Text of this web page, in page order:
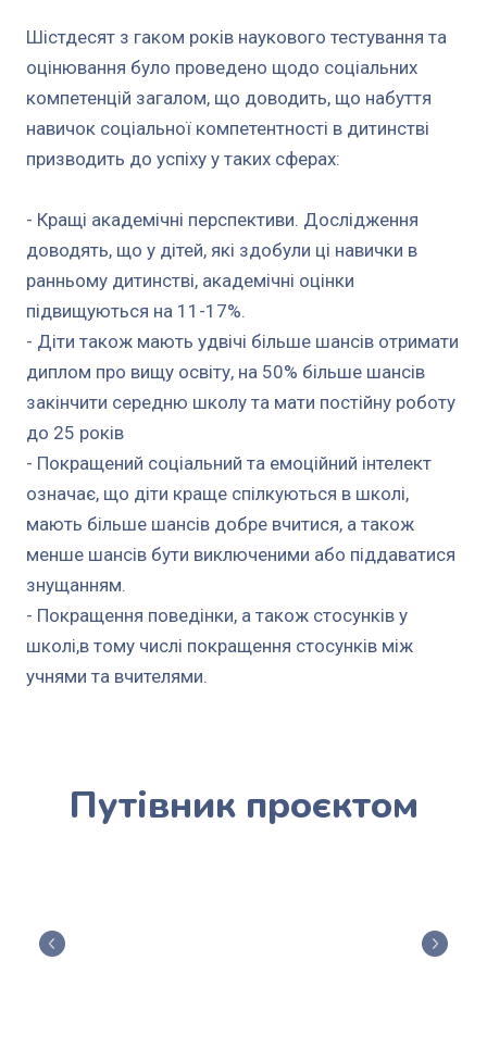
Шістдесят з гаком років наукового тестування та
оцінювання було проведено щодо соціальних
компетенцій загалом, що доводить, що набуття
навичок соціальної компетентності в дитинстві
призводить до успіху у таких сферах:
- Кращі академічні перспективи. Дослідження
доводять, що у дітей, які здобули ці навички в
ранньому дитинстві, академічні оцінки
підвищуються на 11-17%.
- Діти також мають удвічі більше шансів отримати
диплом про вищу освіту, на 50% більше шансів
закінчити середню школу та мати постійну роботу
до 25 років
- Покращений соціальний та емоційний інтелект
означає, що діти краще спілкуються в школі,
мають більше шансів добре вчитися, а також
менше шансів бути виключеними або піддаватися
знущанням.
- Покращення поведінки, а також стосунків у
школі,в тому числі покращення стосунків між
учнями та вчителями.
Путівник проєктом